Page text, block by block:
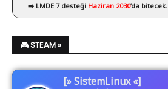
➡️ LMDE 7 desteği Haziran 2030’da bitecek.
🎮 STEAM »
[» SistemLinux «]